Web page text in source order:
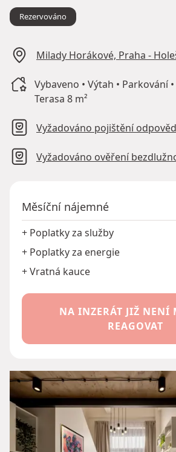
Rezervováno
Milady Horákové, Praha -
Vybaveno • Výtah • Parkování •
Terasa 8 m²
Vyžadováno pojištění
Vyžadováno ověření
Měsíční nájemné
+ Poplatky za služby
+ Poplatky za energie
+ Vratná kauce
NA INZERÁT JIŽ NENÍ
REAGOVAT